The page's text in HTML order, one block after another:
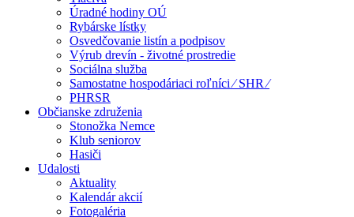
Úradné hodiny OÚ
Rybárske lístky
Osvedčovanie listín a podpisov
Výrub drevín - životné prostredie
Sociálna služba
Samostatne hospodáriaci roľníci ⁄ SHR ⁄
PHRSR
Občianske združenia
Stonožka Nemce
Klub seniorov
Hasiči
Udalosti
Aktuality
Kalendár akcií
Fotogaléria